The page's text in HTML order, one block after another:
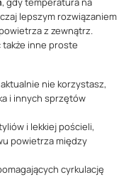
lepszym rozwiązaniem
z zewnątrz.
także inne proste
nie korzystasz,
i innych sprzętów
i lekkiej pościeli,
powietrza między
cyrkulację